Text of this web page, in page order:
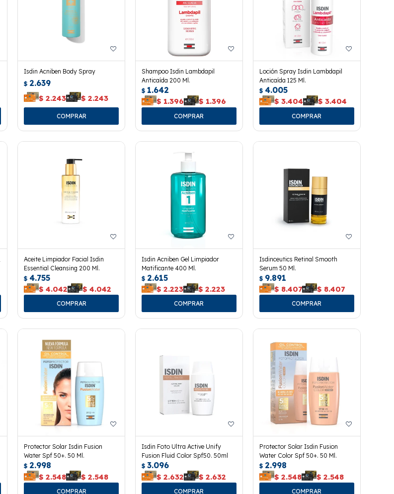
Isdin Acniben Body Spray
$ 2.639
$ 2.243 $ 2.243
Shampoo Isdin Lambdapil
Anticaída 200 Ml.
$ 1.642
$ 1.396 $ 1.396
Loción Spray Isdin Lambdapil
Anticaída 125 Ml.
$ 4.005
$ 3.404 $ 3.404
Aceite Limpiador Facial Isdin
Essential Cleansing 200 Ml.
$ 4.755
$ 4.042 $ 4.042
Isdin Acniben Gel Limpiador
Matificante 400 Ml.
$ 2.615
$ 2.223 $ 2.223
Isdinceutics Retinal Smooth
Serum 50 Ml.
$ 9.891
$ 8.407 $ 8.407
Protector Solar Isdin Fusion
Water Spf 50+. 50 Ml.
$ 2.998
$ 2.548 $ 2.548
Isdin Foto Ultra Active Unify
Fusion Fluid Color Spf50. 50ml
$ 3.096
$ 2.632 $ 2.632
Protector Solar Isdin Fusion
Water Color Spf 50+. 50 Ml.
$ 2.998
$ 2.548 $ 2.548